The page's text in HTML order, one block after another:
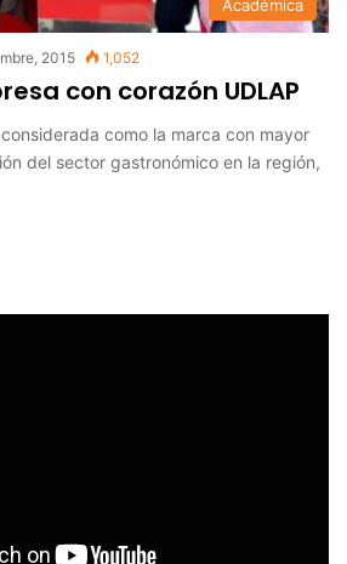
Académica
2015 1,052
con corazón UDLAP
como la marca con mayor
del sector gastronómico en la región,